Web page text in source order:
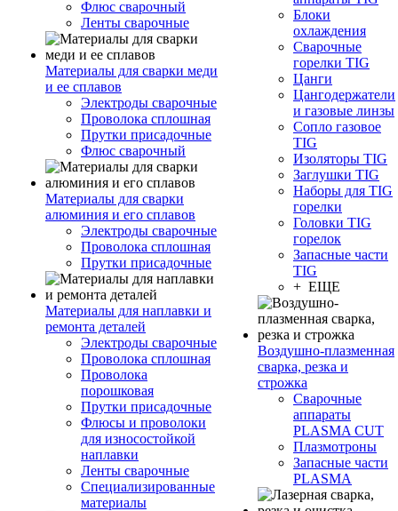
Флюс сварочный
Ленты сварочные
Материалы для сварки меди
и ее сплавов
Электроды сварочные
Проволока сплошная
Прутки присадочные
Флюс сварочный
Материалы для сварки
алюминия и его сплавов
Электроды сварочные
Проволока сплошная
Прутки присадочные
Материалы для наплавки и
ремонта деталей
Электроды сварочные
Проволока сплошная
Проволока
порошковая
Прутки присадочные
Флюсы и проволоки
для износостойкой
наплавки
Ленты сварочные
Специализированные
материалы
Блоки
охлаждения
Сварочные
горелки TIG
Цанги
Цангодержатели
и газовые линзы
Сопло газовое
TIG
Изоляторы TIG
Заглушки TIG
Наборы для TIG
горелки
Головки TIG
горелок
Запасные части
TIG
+ ЕЩЕ
Воздушно-плазменная
сварка, резка и
строжка
Сварочные
аппараты
PLASMA CUT
Плазмотроны
Запасные части
PLASMA